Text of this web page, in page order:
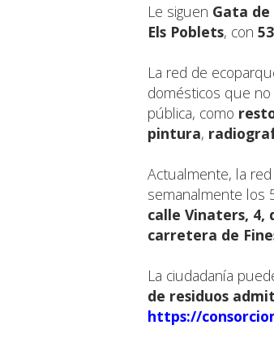
Le siguen Gata de
Els Poblets, con
La red de
domésticos que
pública, como
pintura,
Actualmente, la
semanalmente los
calle Vinaters, 4,
carretera de
La ciudadanía
de residuos
https://